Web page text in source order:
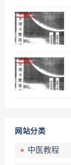
网站分类
中医教程